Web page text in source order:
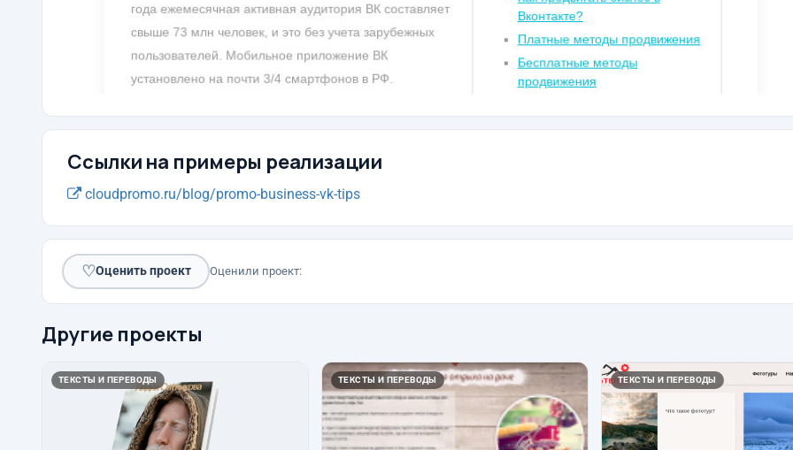
Ссылки на примеры реализации
cloudpromo.ru/blog/promo-business-vk-tips
♡Оценить проект Оценили проект:
Другие проекты
ТЕКСТЫ И ПЕРЕВОДЫ ТЕКСТЫ И ПЕРЕВОДЫ ТЕКСТЫ И ПЕРЕВОДЫ